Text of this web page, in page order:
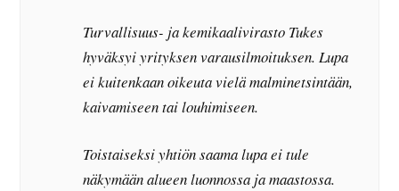
Turvallisuus- ja kemikaalivirasto Tukes
hyväksyi yrityksen varausilmoituksen. Lupa
ei kuitenkaan oikeuta vielä malminetsintään,
kaivamiseen tai louhimiseen.
Toistaiseksi yhtiön saama lupa ei tule
näkymään alueen luonnossa ja maastossa.